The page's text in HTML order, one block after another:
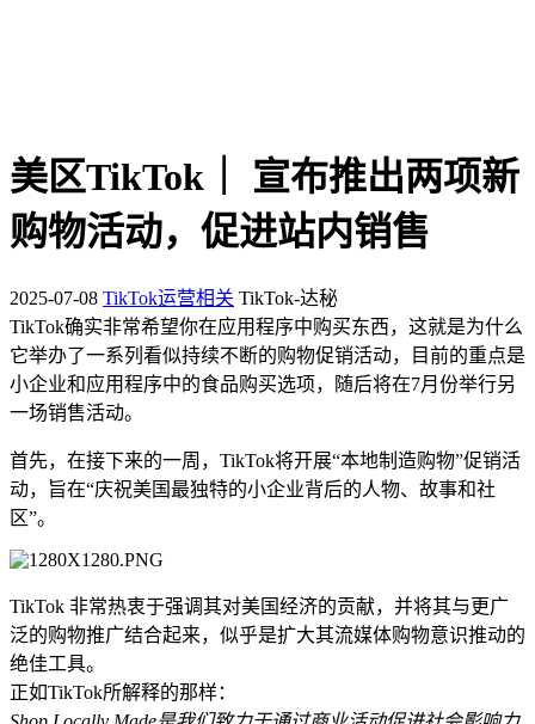
美区TikTok｜ 宣布推出两项新
购物活动，促进站内销售
2025-07-08 TikTok运营相关 TikTok-达秘
TikTok确实非常希望你在应用程序中购买东西，这就是为什么
它举办了一系列看似持续不断的购物促销活动，目前的重点是
小企业和应用程序中的食品购买选项，随后将在7月份举行另
一场销售活动。
首先，在接下来的一周，TikTok将开展“本地制造购物”促销活
动，旨在“庆祝美国最独特的小企业背后的人物、故事和社
区”。
TikTok 非常热衷于强调其对美国经济的贡献，并将其与更广
泛的购物推广结合起来，似乎是扩大其流媒体购物意识推动的
绝佳工具。
正如TikTok所解释的那样：